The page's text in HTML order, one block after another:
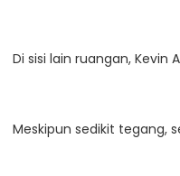
Di sisi lain ruangan, Kevin
Meskipun sedikit tegang,